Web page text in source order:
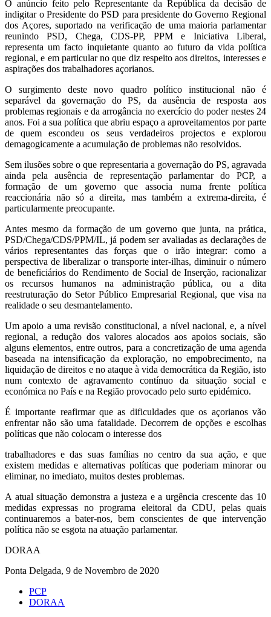
O anúncio feito pelo Representante da República da decisão de
indigitar o Presidente do PSD para presidente do Governo Regional
dos Açores, suportado na verificação de uma maioria parlamentar
reunindo PSD, Chega, CDS-PP, PPM e Iniciativa Liberal,
representa um facto inquietante quanto ao futuro da vida política
regional, e em particular no que diz respeito aos direitos, interesses e
aspirações dos trabalhadores açorianos.
O surgimento deste novo quadro político institucional não é
separável da governação do PS, da ausência de resposta aos
problemas regionais e da arrogância no exercício do poder nestes 24
anos. Foi a sua política que abriu espaço a aproveitamentos por parte
de quem escondeu os seus verdadeiros projectos e explorou
demagogicamente a acumulação de problemas não resolvidos.
Sem ilusões sobre o que representaria a governação do PS, agravada
ainda pela ausência de representação parlamentar do PCP, a
formação de um governo que associa numa frente política
reaccionária não só a direita, mas também a extrema-direita, é
particularmente preocupante.
Antes mesmo da formação de um governo que junta, na prática,
PSD/Chega/CDS/PPM/IL, já podem ser avaliadas as declarações de
vários representantes das forças que o irão integrar: como a
perspectiva de liberalizar o transporte inter-ilhas, diminuir o número
de beneficiários do Rendimento de Social de Inserção, racionalizar
os recursos humanos na administração pública, ou a dita
reestruturação do Setor Público Empresarial Regional, que visa na
realidade o seu desmantelamento.
Um apoio a uma revisão constitucional, a nível nacional, e, a nível
regional, a redução dos valores alocados aos apoios sociais, são
alguns elementos, entre outros, para a concretização de uma agenda
baseada na intensificação da exploração, no empobrecimento, na
liquidação de direitos e no ataque à vida democrática da Região, isto
num contexto de agravamento contínuo da situação social e
económica no País e na Região provocado pelo surto epidémico.
É importante reafirmar que as dificuldades que os açorianos vão
enfrentar não são uma fatalidade. Decorrem de opções e escolhas
políticas que não colocam o interesse dos
trabalhadores e das suas famílias no centro da sua ação, e que
existem medidas e alternativas políticas que poderiam minorar ou
eliminar, no imediato, muitos destes problemas.
A atual situação demonstra a justeza e a urgência crescente das 10
medidas expressas no programa eleitoral da CDU, pelas quais
continuaremos a bater-nos, bem conscientes de que intervenção
política não se esgota na atuação parlamentar.
DORAA
Ponta Delgada, 9 de Novembro de 2020
PCP
DORAA